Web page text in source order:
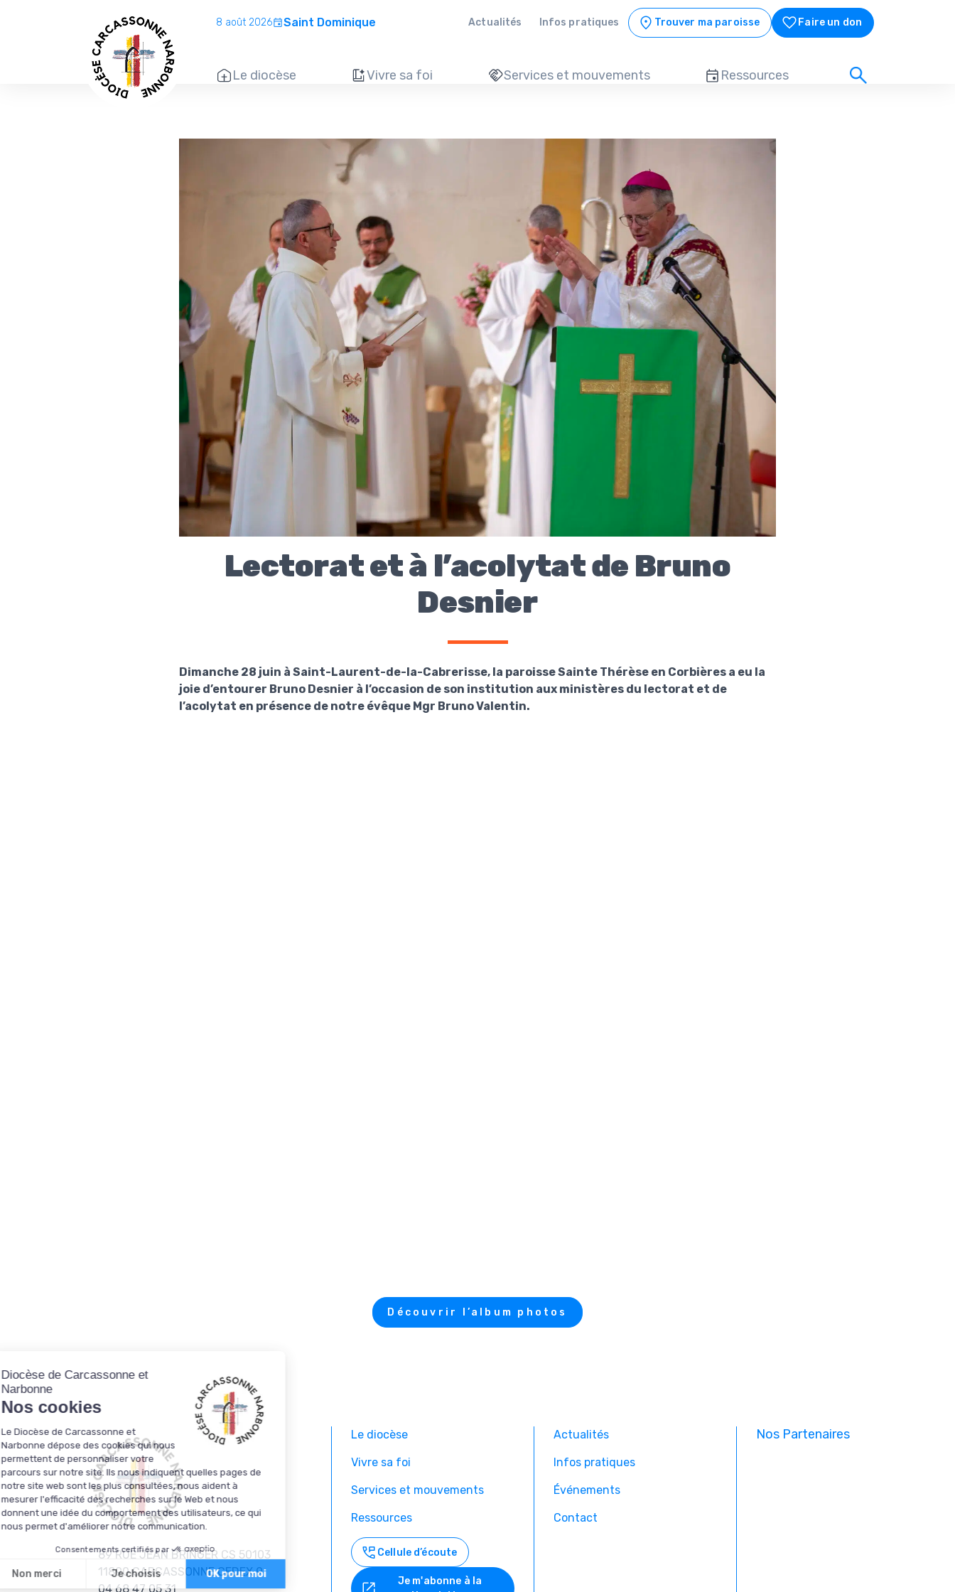
8 août 2026 Saint Dominique Actualités Infos pratiques Trouver ma paroisse Faire un don
Le diocèse Vivre sa foi Services et mouvements Ressources
Lectorat et à l’acolytat de Bruno
Desnier
Dimanche 28 juin à Saint-Laurent-de-la-Cabrerisse, la paroisse Sainte Thérèse en Corbières a eu la
joie d’entourer Bruno Desnier à l’occasion de son institution aux ministères du lectorat et de
l’acolytat en présence de notre évêque Mgr Bruno Valentin.
Découvrir l’album photos
89 RUE JEAN BRINGER CS 50103
11890 CARCASSONNE CEDEX 9
04 68 47 05 31
Le diocèse
Vivre sa foi
Services et mouvements
Ressources
Cellule d’écoute
Je m'abonne à la
Actualités
Infos pratiques
Événements
Contact
Nos Partenaires